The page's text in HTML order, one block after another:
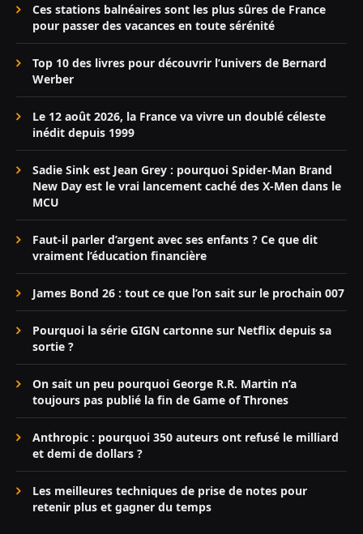
Ces stations balnéaires sont les plus sûres de France
pour passer des vacances en toute sérénité
Top 10 des livres pour découvrir l’univers de Bernard
Werber
Le 12 août 2026, la France va vivre un doublé céleste
inédit depuis 1999
Sadie Sink est Jean Grey : pourquoi Spider-Man Brand
New Day est le vrai lancement caché des X-Men dans le
MCU
Faut-il parler d’argent avec ses enfants ? Ce que dit
vraiment l’éducation financière
James Bond 26 : tout ce que l’on sait sur le prochain 007
Pourquoi la série GIGN cartonne sur Netflix depuis sa
sortie ?
On sait un peu pourquoi George R.R. Martin n’a
toujours pas publié la fin de Game of Thrones
Anthropic : pourquoi 350 auteurs ont refusé le milliard
et demi de dollars ?
Les meilleures techniques de prise de notes pour
retenir plus et gagner du temps